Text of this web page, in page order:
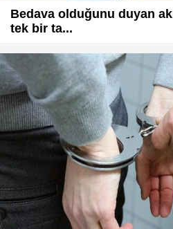
Bedava olduğunu duyan
tek bir ta...